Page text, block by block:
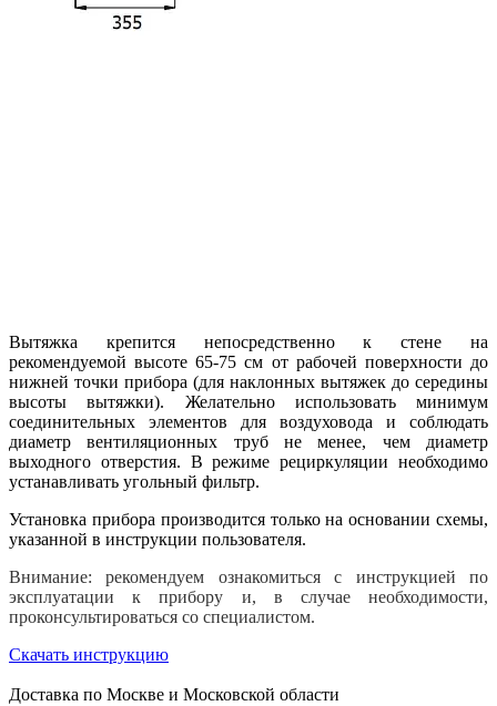
Вытяжка крепится непосредственно к стене на
рекомендуемой высоте 65-75 см от рабочей поверхности до
нижней точки прибора (для наклонных вытяжек до середины
высоты вытяжки). Желательно использовать минимум
соединительных элементов для воздуховода и соблюдать
диаметр вентиляционных труб не менее, чем диаметр
выходного отверстия. В режиме рециркуляции необходимо
устанавливать угольный фильтр.
Установка прибора производится только на основании схемы,
указанной в инструкции пользователя.
Внимание: рекомендуем ознакомиться с инструкцией по
эксплуатации к прибору и, в случае необходимости,
проконсультироваться со специалистом.
Скачать инструкцию
Доставка по Москве и Московской области